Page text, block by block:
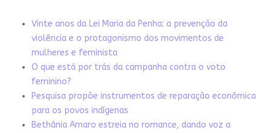
Vinte anos da Lei Maria da Penha: a prevenção da
violência e o protagonismo dos movimentos de
mulheres e feminista
O que está por trás da campanha contra o voto
feminino?
Pesquisa propõe instrumentos de reparação econômica
para os povos indígenas
Bethânia Amaro estreia no romance, dando voz a